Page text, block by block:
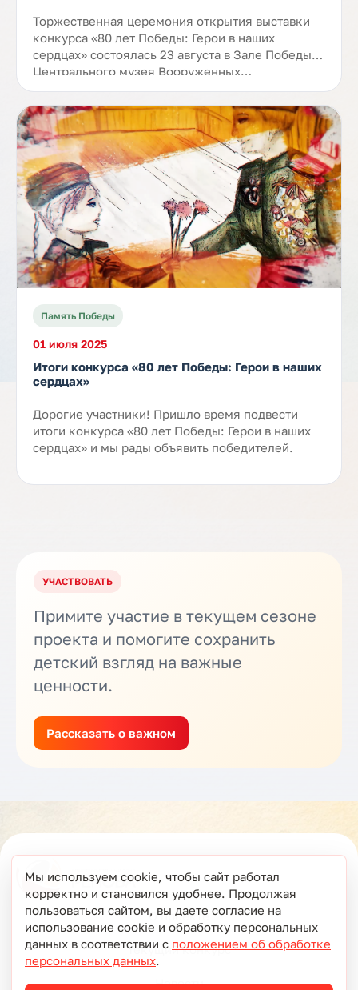
Торжественная церемония открытия выставки
конкурса «80 лет Победы: Герои в наших
сердцах» состоялась 23 августа в Зале Победы
Центрального музея Вооруженных…
Память Победы
01 июля 2025
Итоги конкурса «80 лет Победы: Герои в наших
сердцах»
Дорогие участники! Пришло время подвести
итоги конкурса «80 лет Победы: Герои в наших
сердцах» и мы рады объявить победителей.
УЧАСТВОВАТЬ
Примите участие в текущем сезоне
проекта и помогите сохранить
детский взгляд на важные
ценности.
Рассказать о важном
О проекте
Текущий конкурс
Новости
Мы используем cookie, чтобы сайт работал
корректно и становился удобнее. Продолжая
пользоваться сайтом, вы даете согласие на
использование cookie и обработку персональных
данных в соответствии с положением об обработке
персональных данных.